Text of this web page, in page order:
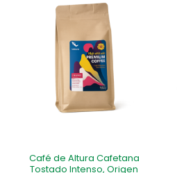
Café de Altura Cafetana
Tostado Intenso, Origen